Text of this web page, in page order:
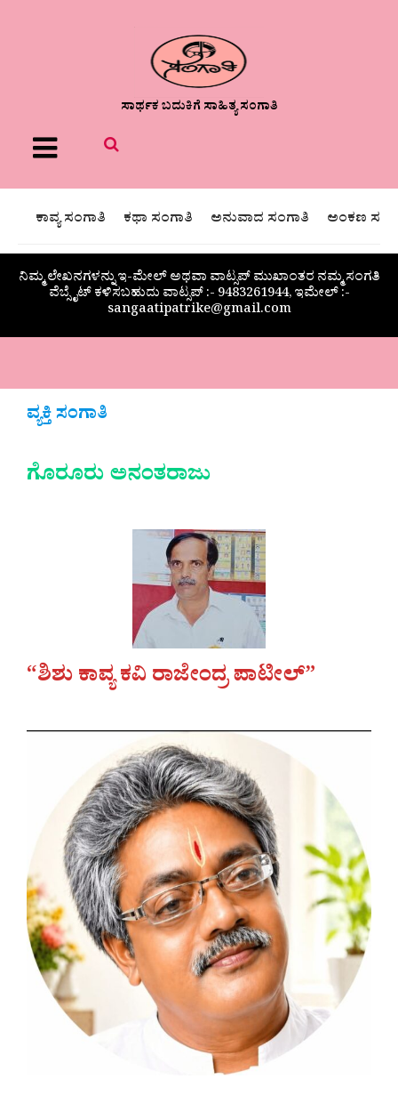
ಸಾರ್ಥಕ ಬದುಕಿಗೆ ಸಾಹಿತ್ಯ ಸಂಗಾತಿ
Menu
ಕಾವ್ಯ ಸಂಗಾತಿ ಕಥಾ ಸಂಗಾತಿ ಅನುವಾದ ಸಂಗಾತಿ ಅಂಕಣ
ನಿಮ್ಮ ಲೇಖನಗಳನ್ನು ಇ-ಮೇಲ್ ಅಥವಾ ವಾಟ್ಸಪ್ ಮುಖಾಂತರ ನಮ್ಮ ಸಂಗತಿ
ವೆಬ್ಸೈಟ್ ಕಳಿಸಬಹುದು ವಾಟ್ಸಪ್‌ :- 9483261944, ಇಮೇಲ್ :-
sangaatipatrike@gmail.com
ವ್ಯಕ್ತಿ ಸಂಗಾತಿ
ಗೊರೂರು ಅನಂತರಾಜು
“ಶಿಶು ಕಾವ್ಯ ಕವಿ ರಾಜೇಂದ್ರ ಪಾಟೀಲ್”